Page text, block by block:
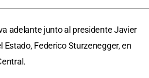
adelante junto al presidente Javier
Federico Sturzenegger, en